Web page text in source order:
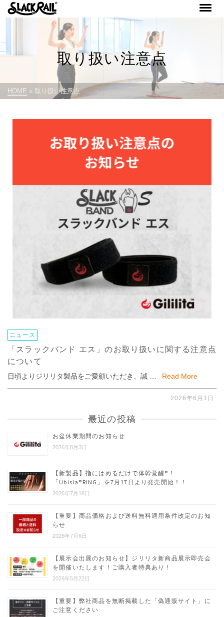
取り扱い注意点
HOME » 取り扱い注意点
ニュース
「スラックバンド エス」のお取り扱いに関する注意点
について
日頃よりジリリタ製品をご愛顧いただき、誠 … Read More
2026年6月1日
最近の投稿
お盆休業期間のお知らせ
2026年8月3日
【新製品】指にはめるだけで体幹覚醒®︎！
「Ubisla®︎RING」を7月17日より発売開始！！
2026年7月18日
【重要】商品価格および送料無料適用条件改定のお知
らせ
2026年7月6日
【展示会出展のお知らせ】ジリリタ新商品展示即売会
を開催いたします！ご購入者特典あり！
2026年5月22日
【重要】弊社商品を無断掲載した「偽通販サイト」に
ご注意ください